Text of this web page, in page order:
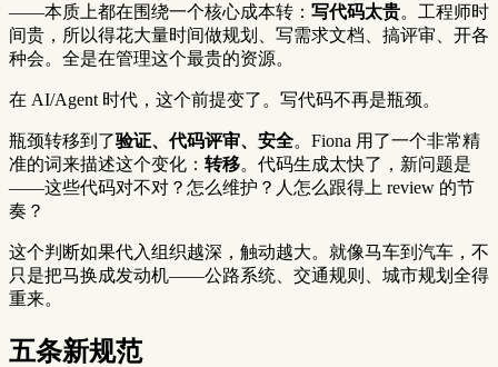
——本质上都在围绕一个核心成本转： 写代码太贵。工程师时
间贵，所以得花大量时间做规划、写需求文档、搞评审、开各
种会。全是在管理这个最贵的资源。
在 AI/Agent 时代，这个前提变了。写代码不再是瓶颈。
瓶颈转移到了验证、代码评审、安全。Fiona 用了一个非常精
准的词来描述这个变化： 转移。代码生成太快了，新问题是
——这些代码对不对？怎么维护？人怎么跟得上 review 的节
奏？
这个判断如果代入组织越深，触动越大。就像马车到汽车，不
只是把马换成发动机——公路系统、交通规则、城市规划全得
重来。
五条新规范